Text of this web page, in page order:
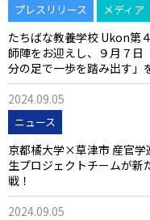
プレスリリース メディア
たちばな教養学校 Ukon第
師陣をお迎えし、９月７日
分の足で一歩を踏み出す」
2024.09.05
ニュース
京都橘大学×草津市 産官学
生プロジェクトチームが新
戦！
2024.09.05